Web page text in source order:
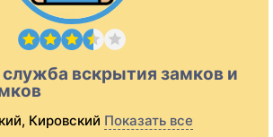
вскрытия замков и
Кировский Показать все